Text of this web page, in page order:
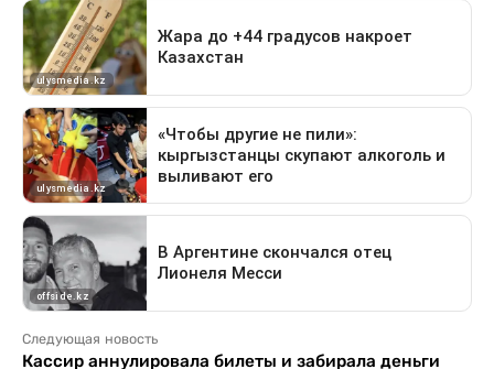
Следующая новость
Кассир аннулировала билеты и забирала деньги